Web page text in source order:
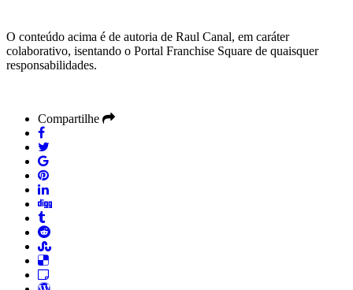
O conteúdo acima é de autoria de Raul Canal, em caráter
colaborativo, isentando o Portal Franchise Square de quaisquer
responsabilidades.
Compartilhe